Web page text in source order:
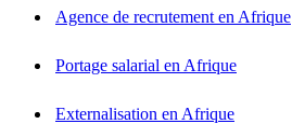
Agence de recrutement en Afrique
Portage salarial en Afrique
Externalisation en Afrique